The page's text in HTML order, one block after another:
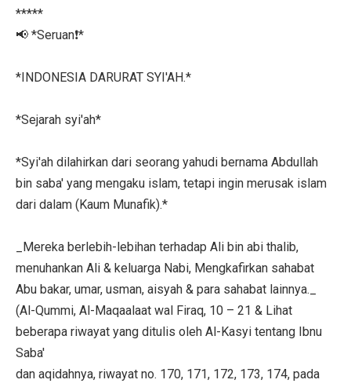
*****
📢 *Seruan❗*
*INDONESIA DARURAT SYI'AH.*
*Sejarah syi'ah*
*Syi'ah dilahirkan dari seorang yahudi bernama Abdullah
bin saba' yang mengaku islam, tetapi ingin merusak islam
dari dalam (Kaum Munafik).*
_Mereka berlebih-lebihan terhadap Ali bin abi thalib,
menuhankan Ali & keluarga Nabi, Mengkafirkan sahabat
Abu bakar, umar, usman, aisyah & para sahabat lainnya._
(Al-Qummi, Al-Maqaalaat wal Firaq, 10 – 21 & Lihat
beberapa riwayat yang ditulis oleh Al-Kasyi tentang Ibnu
Saba'
dan aqidahnya, riwayat no. 170, 171, 172, 173, 174, pada